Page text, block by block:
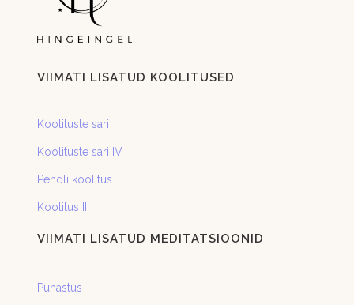
VIIMATI LISATUD KOOLITUSED
Koolituste sari
Koolituste sari IV
Pendli koolitus
Koolitus III
VIIMATI LISATUD MEDITATSIOONID
Puhastus